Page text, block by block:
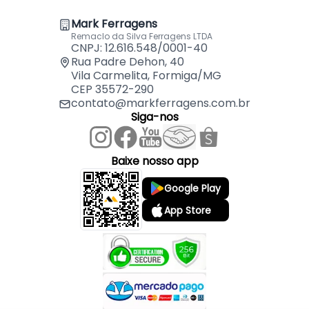
Mark Ferragens
Remaclo da Silva Ferragens LTDA
CNPJ: 12.616.548/0001-40
Rua Padre Dehon, 40
Vila Carmelita, Formiga/MG
CEP 35572-290
contato@markferragens.com.br
Siga-nos
Baixe nosso app
Google Play
App Store